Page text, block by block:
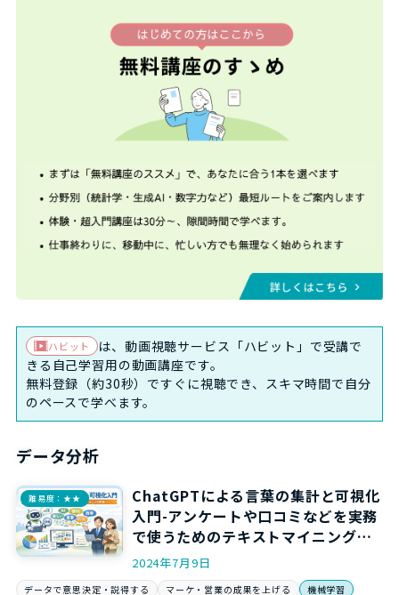
ハビット
は、動画視聴サービス「ハビット」で受講で
きる自己学習用の動画講座です。
無料登録（約30秒）ですぐに視聴でき、スキマ時間で自分
のペースで学べます。
データ分析
難易度：★★
ChatGPTによる言葉の集計と可視化
入門-アンケートや口コミなどを実務
で使うためのテキストマイニング実
践-
2024年7月9日
データで意思決定・説得する マーケ・営業の成果を上げる 機械学習